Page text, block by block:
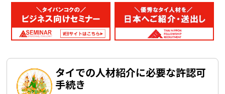
タイでの人材紹介に必要な許認可
手続き